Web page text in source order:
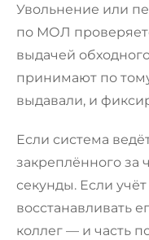
Увольнение или
по МОЛ
выдачей
принимают по
выдавали, и
Если система
закреплённого за
секунды. Если
восстанавливать
коллег — и часть